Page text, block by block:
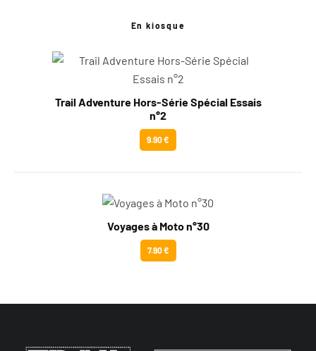
En kiosque
Trail Adventure Hors-Série Spécial Essais
n°2
9.90 €
Voyages à Moto n°30
7.90 €